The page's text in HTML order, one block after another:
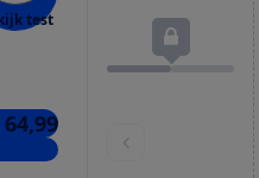
test